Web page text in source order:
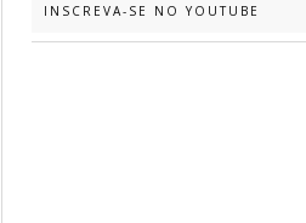
INSCREVA-SE NO YOUTUBE